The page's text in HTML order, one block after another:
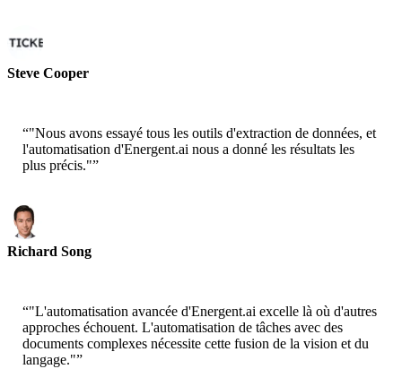
Steve Cooper
“"Nous avons essayé tous les outils d'extraction de données, et
l'automatisation d'Energent.ai nous a donné les résultats les
plus précis."”
Richard Song
“"L'automatisation avancée d'Energent.ai excelle là où d'autres
approches échouent. L'automatisation de tâches avec des
documents complexes nécessite cette fusion de la vision et du
langage."”